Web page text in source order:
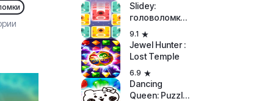
Slidey:
головоломка
с блоками
9.1
Jewel Hunter :
Lost Temple
6.9
Dancing
Queen: Puzzle